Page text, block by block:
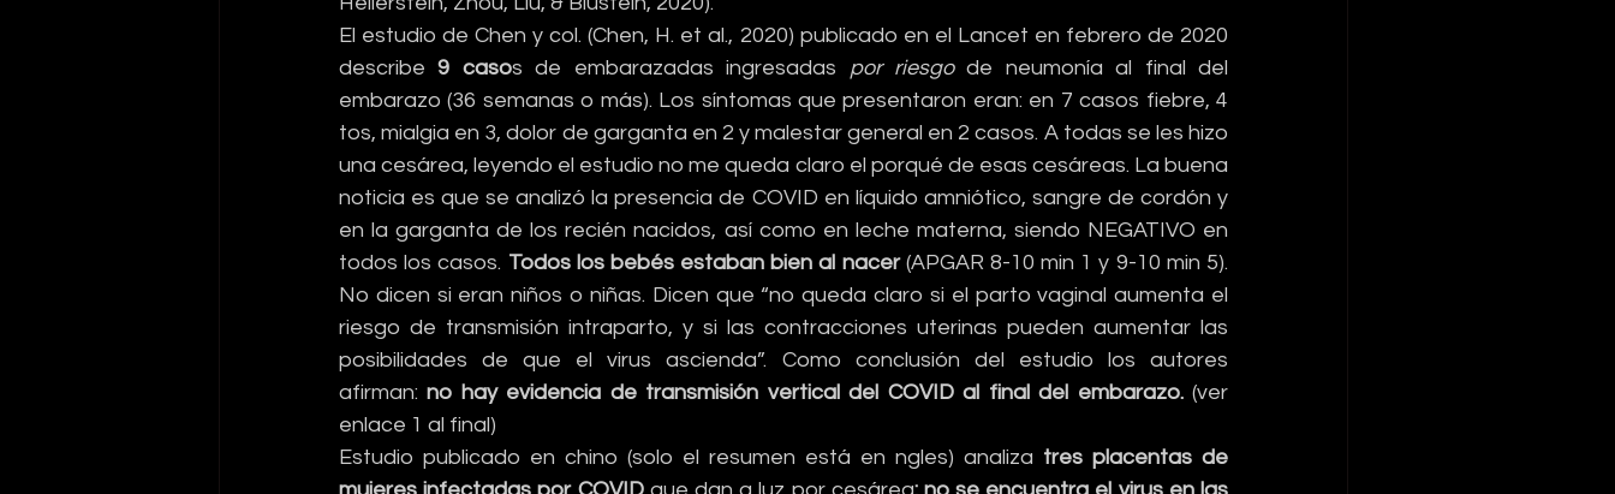
El estudio de Chen y col. (Chen, H. et al., 2020) publicado en el Lancet en febrero de 2020
describe 9 casos de embarazadas ingresadas por riesgo de neumonía al final del
embarazo (36 semanas o más). Los síntomas que presentaron eran: en 7 casos fiebre, 4
tos, mialgia en 3, dolor de garganta en 2 y malestar general en 2 casos. A todas se les hizo
una cesárea, leyendo el estudio no me queda claro el porqué de esas cesáreas. La buena
noticia es que se analizó la presencia de COVID en líquido amniótico, sangre de cordón y
en la garganta de los recién nacidos, así como en leche materna, siendo NEGATIVO en
todos los casos. Todos los bebés estaban bien al nacer (APGAR 8-10 min 1 y 9-10 min 5).
No dicen si eran niños o niñas. Dicen que “no queda claro si el parto vaginal aumenta el
riesgo de transmisión intraparto, y si las contracciones uterinas pueden aumentar las
posibilidades de que el virus ascienda”. Como conclusión del estudio los autores
afirman: no hay evidencia de transmisión vertical del COVID al final del embarazo. (ver
enlace 1 al final)
Estudio publicado en chino (solo el resumen está en ngles) analiza tres placentas de